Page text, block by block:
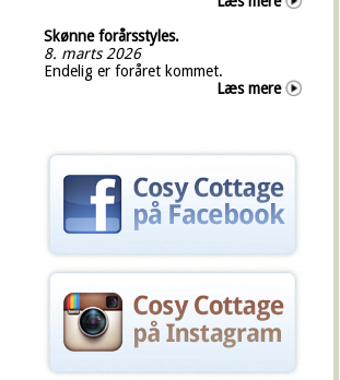
Skønne forårsstyles.
8. marts 2026
Endelig er foråret kommet.
Læs mere